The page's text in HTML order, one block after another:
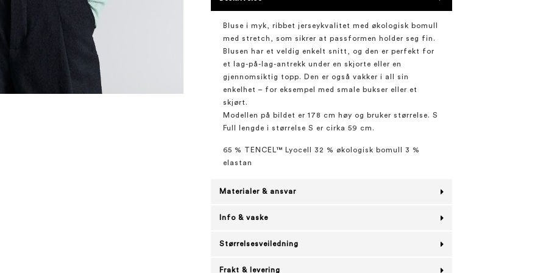
Bluse i myk, ribbet jerseykvalitet med økologisk bomull
med stretch, som sikrer at passformen holder seg fin.
Blusen har et veldig enkelt snitt, og den er perfekt for
et lag-på-lag-antrekk under en skjorte eller en
gjennomsiktig topp. Den er også vakker i all sin
enkelhet – for eksempel med smale bukser eller et
skjørt.
Modellen på bildet er 178 cm høy og bruker størrelse. S
Full lengde i størrelse S er cirka 59 cm.
65 % TENCEL™ Lyocell 32 % økologisk bomull 3 %
elastan
Materialer & ansvar
Info & vaske
Størrelsesveiledning
Frakt & levering